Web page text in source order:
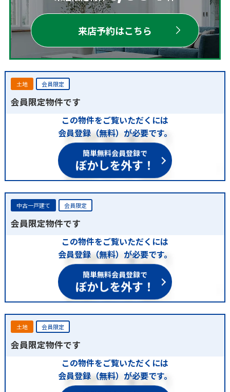
来店予約はこちら
土地 会員限定
会員限定物件です
この物件をご覧いただくには
会員登録（無料）が必要です。
簡単無料会員登録で
ぼかしを外す！
中古一戸建て 会員限定
会員限定物件です
この物件をご覧いただくには
会員登録（無料）が必要です。
簡単無料会員登録で
ぼかしを外す！
土地 会員限定
会員限定物件です
この物件をご覧いただくには
会員登録（無料）が必要です。